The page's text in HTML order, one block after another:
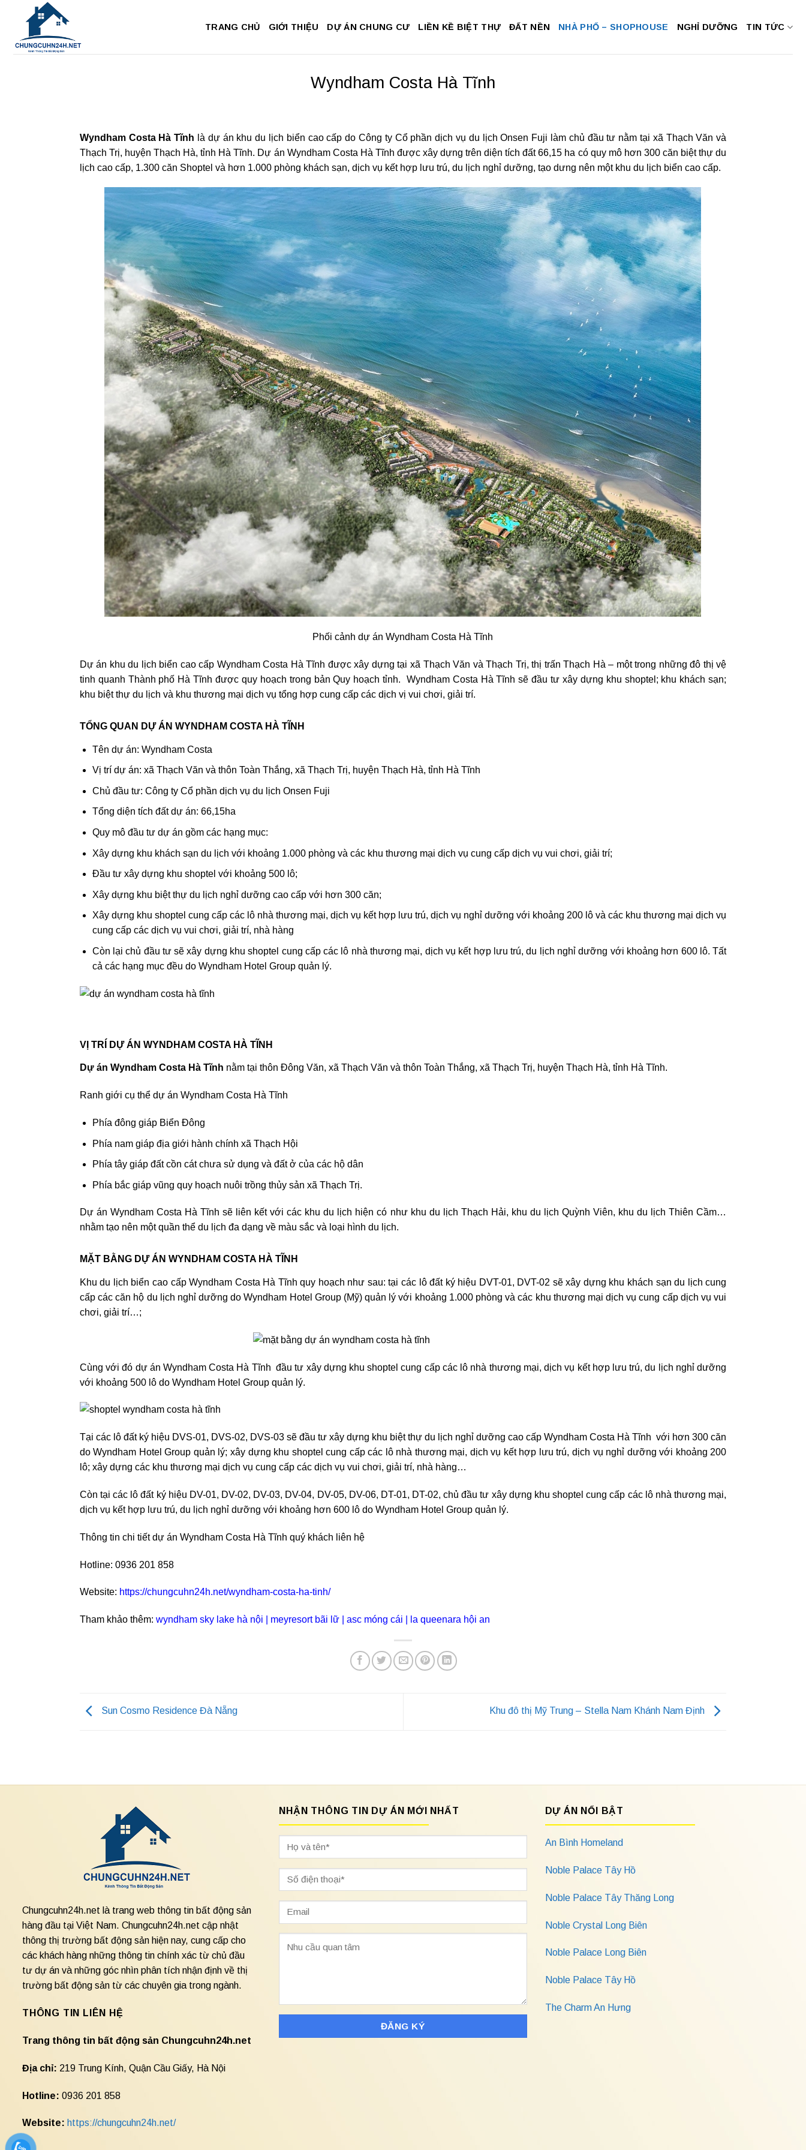
dung
TRANG CHỦ GIỚI THIỆU DỰ ÁN CHUNG CƯ LIỀN KỀ BIỆT THỰ ĐẤT NỀN NHÀ PHỐ – SHOPHOUSE NGHỈ DƯỠNG TIN TỨC
Wyndham Costa Hà Tĩnh
Wyndham Costa Hà Tĩnh là dự án khu du lịch biển cao cấp do Công ty Cổ phần dịch vụ du lịch Onsen Fuji làm chủ đầu tư nằm tại xã Thạch Văn và
Thạch Trị, huyện Thạch Hà, tỉnh Hà Tĩnh. Dự án Wyndham Costa Hà Tĩnh được xây dựng trên diện tích đất 66,15 ha có quy mô hơn 300 căn biệt thự du
lịch cao cấp, 1.300 căn Shoptel và hơn 1.000 phòng khách sạn, dịch vụ kết hợp lưu trú, du lịch nghỉ dưỡng, tạo dưng nên một khu du lịch biển cao cấp.
Phối cảnh dự án Wyndham Costa Hà Tĩnh
Dự án khu du lịch biển cao cấp Wyndham Costa Hà Tĩnh được xây dựng tại xã Thạch Văn và Thạch Trị, thị trấn Thạch Hà – một trong những đô thị vệ
tinh quanh Thành phố Hà Tĩnh được quy hoạch trong bản Quy hoạch tỉnh. Wyndham Costa Hà Tĩnh sẽ đầu tư xây dựng khu shoptel; khu khách sạn;
khu biệt thự du lịch và khu thương mại dịch vụ tổng hợp cung cấp các dịch vị vui chơi, giải trí.
TỔNG QUAN DỰ ÁN WYNDHAM COSTA HÀ TĨNH
Tên dự án: Wyndham Costa
Vị trí dự án: xã Thạch Văn và thôn Toàn Thắng, xã Thạch Trị, huyện Thạch Hà, tỉnh Hà Tĩnh
Chủ đầu tư: Công ty Cổ phần dịch vụ du lịch Onsen Fuji
Tổng diện tích đất dự án: 66,15ha
Quy mô đầu tư dự án gồm các hạng mục:
Xây dựng khu khách sạn du lịch với khoảng 1.000 phòng và các khu thương mại dịch vụ cung cấp dịch vụ vui chơi, giải trí;
Đầu tư xây dựng khu shoptel với khoảng 500 lô;
Xây dựng khu biệt thự du lịch nghỉ dưỡng cao cấp với hơn 300 căn;
Xây dựng khu shoptel cung cấp các lô nhà thương mại, dịch vụ kết hợp lưu trú, dịch vụ nghỉ dưỡng với khoảng 200 lô và các khu thương mại dịch vụ
cung cấp các dịch vụ vui chơi, giải trí, nhà hàng
Còn lại chủ đầu tư sẽ xây dựng khu shoptel cung cấp các lô nhà thương mại, dịch vụ kết hợp lưu trú, du lịch nghỉ dưỡng với khoảng hơn 600 lô. Tất
cả các hạng mục đều do Wyndham Hotel Group quản lý.
VỊ TRÍ DỰ ÁN WYNDHAM COSTA HÀ TĨNH
Dự án Wyndham Costa Hà Tĩnh nằm tại thôn Đông Văn, xã Thạch Văn và thôn Toàn Thắng, xã Thạch Trị, huyện Thạch Hà, tỉnh Hà Tĩnh.
Ranh giới cụ thể dự án Wyndham Costa Hà Tĩnh
Phía đông giáp Biển Đông
Phía nam giáp địa giới hành chính xã Thạch Hội
Phía tây giáp đất cồn cát chưa sử dụng và đất ở của các hộ dân
Phía bắc giáp vũng quy hoạch nuôi trồng thủy sản xã Thạch Trị.
Dự án Wyndham Costa Hà Tĩnh sẽ liên kết với các khu du lịch hiện có như khu du lịch Thạch Hải, khu du lịch Quỳnh Viên, khu du lịch Thiên Cầm…
nhằm tạo nên một quần thể du lịch đa dạng về màu sắc và loại hình du lịch.
MẶT BẰNG DỰ ÁN WYNDHAM COSTA HÀ TĨNH
Khu du lịch biển cao cấp Wyndham Costa Hà Tĩnh quy hoạch như sau: tại các lô đất ký hiệu DVT-01, DVT-02 sẽ xây dựng khu khách sạn du lịch cung
cấp các căn hộ du lịch nghỉ dưỡng do Wyndham Hotel Group (Mỹ) quản lý với khoảng 1.000 phòng và các khu thương mại dịch vụ cung cấp dịch vụ vui
chơi, giải trí…;
Cùng với đó dự án Wyndham Costa Hà Tĩnh đầu tư xây dựng khu shoptel cung cấp các lô nhà thương mại, dịch vụ kết hợp lưu trú, du lịch nghỉ dưỡng
với khoảng 500 lô do Wyndham Hotel Group quản lý.
Tại các lô đất ký hiệu DVS-01, DVS-02, DVS-03 sẽ đầu tư xây dựng khu biệt thự du lịch nghỉ dưỡng cao cấp Wyndham Costa Hà Tĩnh với hơn 300 căn
do Wyndham Hotel Group quản lý; xây dựng khu shoptel cung cấp các lô nhà thương mại, dịch vụ kết hợp lưu trú, dịch vụ nghỉ dưỡng với khoảng 200
lô; xây dựng các khu thương mại dịch vụ cung cấp các dịch vụ vui chơi, giải trí, nhà hàng…
Còn tại các lô đất ký hiệu DV-01, DV-02, DV-03, DV-04, DV-05, DV-06, DT-01, DT-02, chủ đầu tư xây dựng khu shoptel cung cấp các lô nhà thương mại,
dịch vụ kết hợp lưu trú, du lịch nghỉ dưỡng với khoảng hơn 600 lô do Wyndham Hotel Group quản lý.
Thông tin chi tiết dự án Wyndham Costa Hà Tĩnh quý khách liên hệ
Hotline: 0936 201 858
Website: https://chungcuhn24h.net/wyndham-costa-ha-tinh/
Tham khảo thêm: wyndham sky lake hà nội meyresort bãi lữ| asc móng cái la queenara hội an
Sun Cosmo Residence Đà Nẵng Khu đô thị Mỹ Trung – Stella Nam Khánh Nam Định
Chungcuhn24h.net là trang web thông tin bất động sản
hàng đầu tại Việt Nam. Chungcuhn24h.net cập nhật
thông thị trường bất động sản hiện nay, cung cấp cho
các khách hàng những thông tin chính xác từ chủ đầu
tư dự án và những góc nhìn phân tích nhận định về thị
trường bất động sản từ các chuyên gia trong ngành.
THÔNG TIN LIÊN HỆ
Trang thông tin bất động sản Chungcuhn24h.net
Địa chỉ: 219 Trung Kính, Quận Cầu Giấy, Hà Nội
Hotline: 0936 201 858
Website: https://chungcuhn24h.net/
NHẬN THÔNG TIN DỰ ÁN MỚI NHẤT DỰ ÁN NỔI BẬT
An Bình Homeland
Noble Palace Tây Hồ
Noble Palace Tây Thăng Long
Noble Crystal Long Biên
Noble Palace Long Biên
Noble Palace Tây Hồ
The Charm An Hưng